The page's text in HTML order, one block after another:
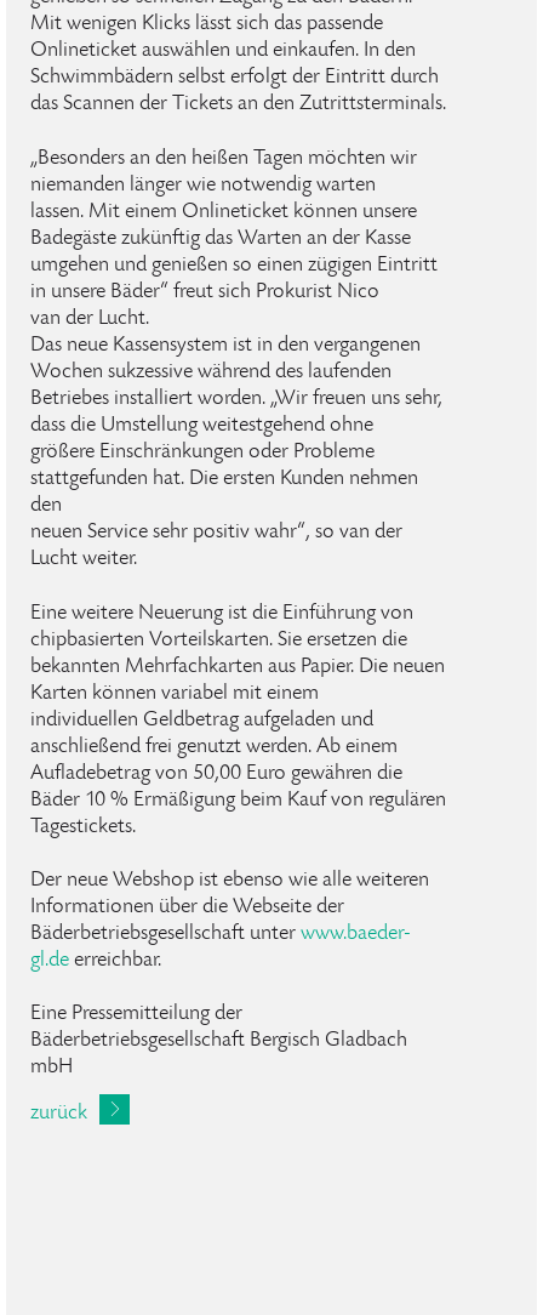
Mit wenigen Klicks lässt sich das passende
Onlineticket auswählen und einkaufen. In den
Schwimmbädern selbst erfolgt der Eintritt durch
das Scannen der Tickets an den Zutrittsterminals.
„Besonders an den heißen Tagen möchten wir
niemanden länger wie notwendig warten
lassen. Mit einem Onlineticket können unsere
Badegäste zukünftig das Warten an der Kasse
umgehen und genießen so einen zügigen Eintritt
in unsere Bäder“ freut sich Prokurist Nico
van der Lucht.
Das neue Kassensystem ist in den vergangenen
Wochen sukzessive während des laufenden
Betriebes installiert worden. „Wir freuen uns sehr,
dass die Umstellung weitestgehend ohne
größere Einschränkungen oder Probleme
stattgefunden hat. Die ersten Kunden nehmen
den
neuen Service sehr positiv wahr“, so van der
Lucht weiter.
Eine weitere Neuerung ist die Einführung von
chipbasierten Vorteilskarten. Sie ersetzen die
bekannten Mehrfachkarten aus Papier. Die neuen
Karten können variabel mit einem
individuellen Geldbetrag aufgeladen und
anschließend frei genutzt werden. Ab einem
Aufladebetrag von 50,00 Euro gewähren die
Bäder 10 % Ermäßigung beim Kauf von regulären
Tagestickets.
Der neue Webshop ist ebenso wie alle weiteren
Informationen über die Webseite der
Bäderbetriebsgesellschaft unter www.baeder-
gl.de erreichbar.
Eine Pressemitteilung der
Bäderbetriebsgesellschaft Bergisch Gladbach
mbH
zurück